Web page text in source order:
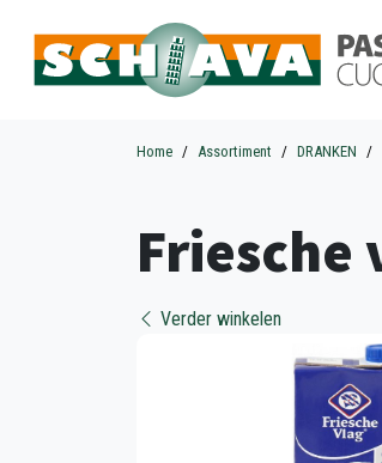
Home Assortiment DRANKEN
Friesche
Verder winkelen